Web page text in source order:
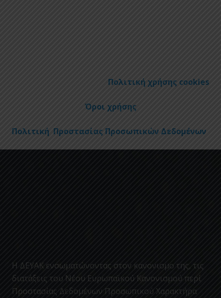
Πολιτική χρήσης cookies
Όροι χρήσης
Πολιτική Προστασίας Προσωπικών Δεδομένων
Η ΔΕΥΑΚ ενσωματώνοντας στον κανονισμο της, τις
διατάξεις του Νέου Ευρωπαϊκού Κανονισμού περί
Προστασίας Δεδομένων Προσωπικού Χαρακτήρα